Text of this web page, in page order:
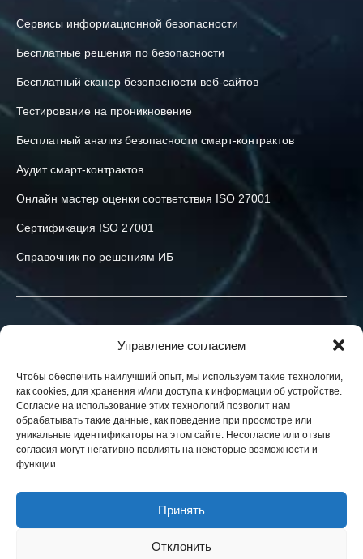
Управление согласием
Чтобы обеспечить наилучший опыт, мы используем такие технологии,
как cookies, для хранения и/или доступа к информации об устройстве.
Согласие на использование этих технологий позволит нам
обрабатывать такие данные, как поведение при просмотре или
уникальные идентификаторы на этом сайте. Несогласие или отзыв
согласия могут негативно повлиять на некоторые возможности и
функции.
Принять
Отклонить
Сервисы информационной безопасности
Бесплатные решения по безопасности
Бесплатный сканер безопасности веб-сайтов
Тестирование на проникновение
Бесплатный анализ безопасности смарт-контрактов
Аудит смарт-контрактов
Онлайн мастер оценки соответствия ISO 27001
Сертификация ISO 27001
Справочник по решениям ИБ
info@h-x.technology
540043 ,Targu Mures Postei str., nr. 3, ap. 1
Юридические лица в ЕС, Украине и США. Контракты в вашей
юрисдикции.
Новости
Блог